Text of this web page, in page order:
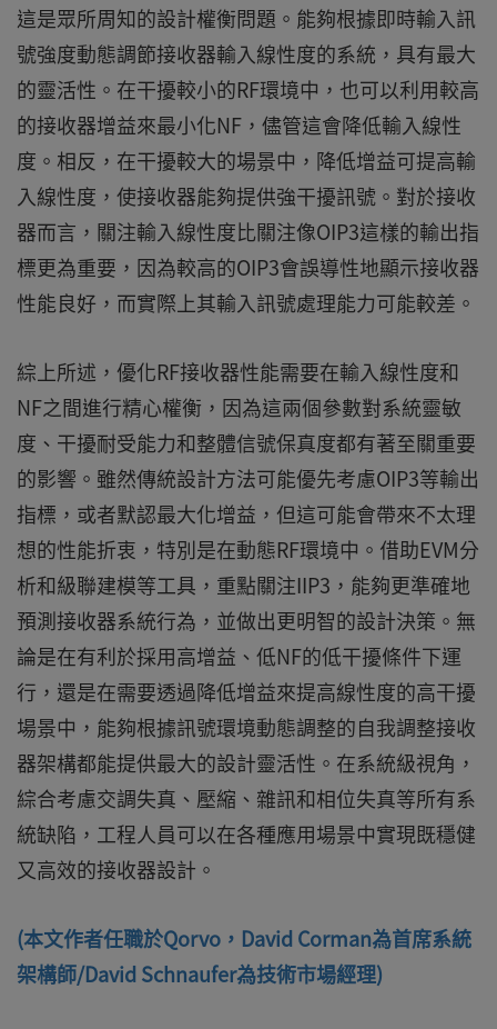
這是眾所周知的設計權衡問題。能夠根據即時輸入訊
號強度動態調節接收器輸入線性度的系統，具有最大
的靈活性。在干擾較小的RF環境中，也可以利用較高
的接收器增益來最小化NF，儘管這會降低輸入線性
度。相反，在干擾較大的場景中，降低增益可提高輸
入線性度，使接收器能夠提供強干擾訊號。對於接收
器而言，關注輸入線性度比關注像OIP3這樣的輸出指
標更為重要，因為較高的OIP3會誤導性地顯示接收器
性能良好，而實際上其輸入訊號處理能力可能較差。
綜上所述，優化RF接收器性能需要在輸入線性度和
NF之間進行精心權衡，因為這兩個參數對系統靈敏
度、干擾耐受能力和整體信號保真度都有著至關重要
的影響。雖然傳統設計方法可能優先考慮OIP3等輸出
指標，或者默認最大化增益，但這可能會帶來不太理
想的性能折衷，特別是在動態RF環境中。借助EVM分
析和級聯建模等工具，重點關注IIP3，能夠更準確地
預測接收器系統行為，並做出更明智的設計決策。無
論是在有利於採用高增益、低NF的低干擾條件下運
行，還是在需要透過降低增益來提高線性度的高干擾
場景中，能夠根據訊號環境動態調整的自我調整接收
器架構都能提供最大的設計靈活性。在系統級視角，
綜合考慮交調失真、壓縮、雜訊和相位失真等所有系
統缺陷，工程人員可以在各種應用場景中實現既穩健
又高效的接收器設計。
(本文作者任職於Qorvo，David Corman為首席系統
架構師/David Schnaufer為技術市場經理)